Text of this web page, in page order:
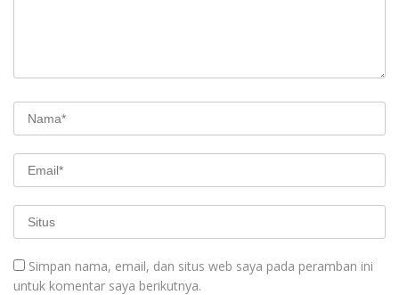
Simpan nama, email, dan situs web saya pada peramban ini
untuk komentar saya berikutnya.